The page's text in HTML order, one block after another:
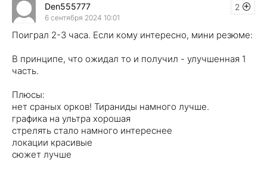
2
Den555777
6 сентября 2024 10:01
Поиграл 2-3 часа. Если кому интересно, мини резюме:
В принципе, что ожидал то и получил - улучшенная 1
часть.
Плюсы:
нет сраных орков! Тираниды намного лучше.
графика на ультра хорошая
стрелять стало намного интереснее
локации красивые
сюжет лучше